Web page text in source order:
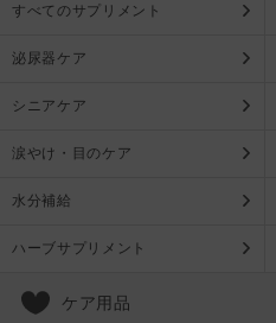
すべてのサプリメント
泌尿器ケア
シニアケア
涙やけ・目のケア
水分補給
ハーブサプリメント
ケア用品